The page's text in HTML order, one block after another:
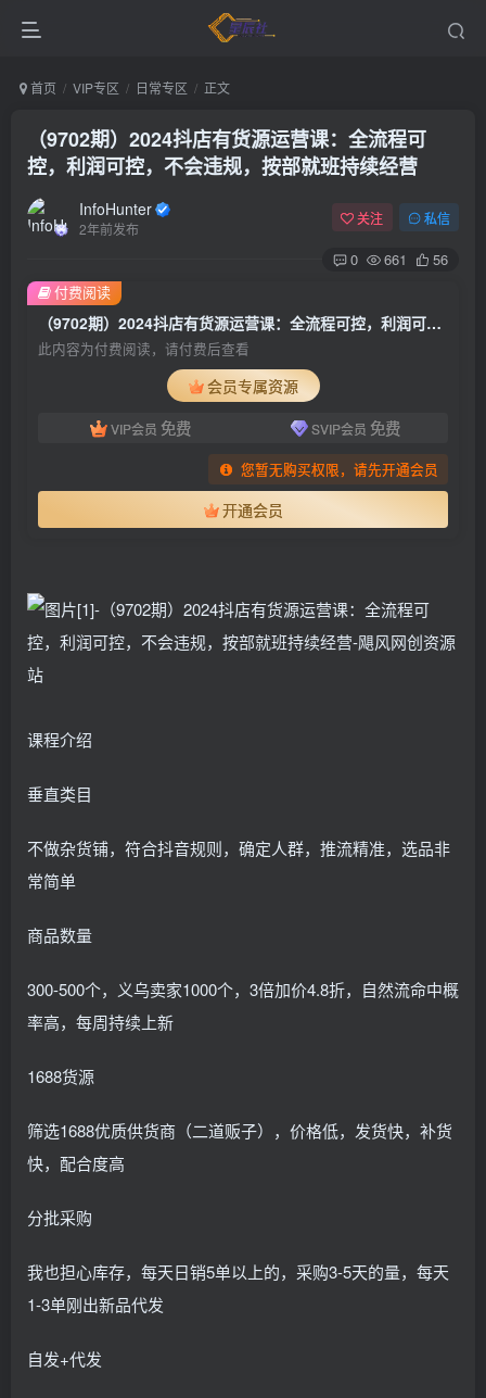
首页 VIP专区 日常专区 正文
（9702期）2024抖店有货源运营课：全流程可
控，利润可控，不会违规，按部就班持续经营
InfoHunter
2年前发布
关注 私信
0 661 56
（9702期）2024抖店有货源运营课：全流程可控，利润可控，不会违规，按部就班持续经营
此内容为付费阅读，请付费后查看
会员专属资源
VIP会员 免费 SVIP会员 免费
您暂无购买权限，请先开通会员
开通会员
付费阅读
课程介绍
垂直类目
不做杂货铺，符合抖音规则，确定人群，推流精准，选品非
常简单
商品数量
300-500个，义乌卖家1000个，3倍加价4.8折，自然流命中概
率高，每周持续上新
1688货源
筛选1688优质供货商（二道贩子），价格低，发货快，补货
快，配合度高
分批采购
我也担心库存，每天日销5单以上的，采购3-5天的量，每天
1-3单刚出新品代发
自发+代发